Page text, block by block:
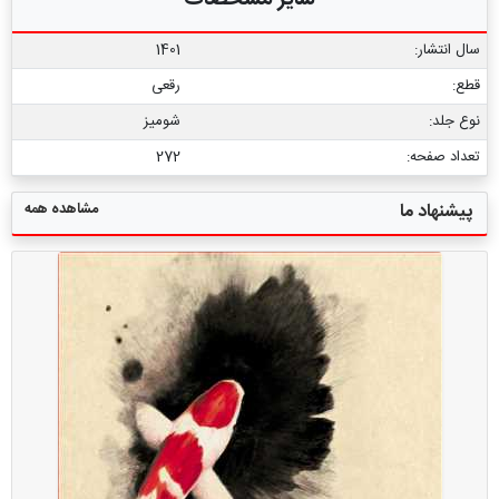
سال انتشار:
1401
قطع:
رقعی
نوع جلد:
شومیز
تعداد صفحه:
272
پیشنهاد ما مشاهده همه